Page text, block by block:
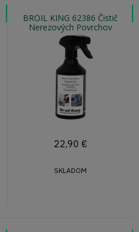
BROIL KING 62386 Čistič
Nerezových Povrchov
22,90 €
SKLADOM